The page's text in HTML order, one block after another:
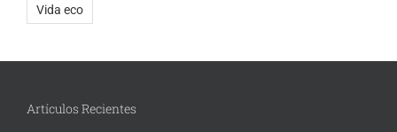
Vida eco
Artículos Recientes